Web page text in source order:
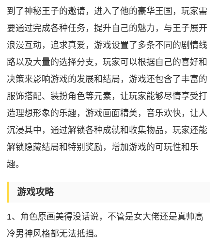
到了神秘王子的邀请，进入了他的豪华王国，玩家需
要通过完成各种任务，提升自己的魅力，与王子展开
浪漫互动，追求真爱，游戏设置了多条不同的剧情线
路以及大量的选择分支，玩家可以根据自己的喜好和
决策来影响游戏的发展和结局，游戏还包含了丰富的
服饰搭配、装扮角色等元素，让玩家能够尽情享受打
造理想形象的乐趣，游戏画面精美，音乐欢快，让人
沉浸其中，通过解锁各种成就和收集物品，玩家还能
解锁隐藏结局和特别奖励，增加游戏的可玩性和乐
趣。
游戏攻略
1、角色原画美得没话说，不管是女大佬还是真帅高
冷男神风格都无法抵挡。